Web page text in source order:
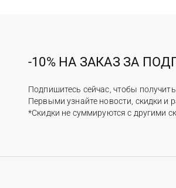
-10% НА ЗАКАЗ ЗА
Подпишитесь сейчас, чтобы
Первыми узнайте новости, скидки и
*Скидки не суммируются с другими